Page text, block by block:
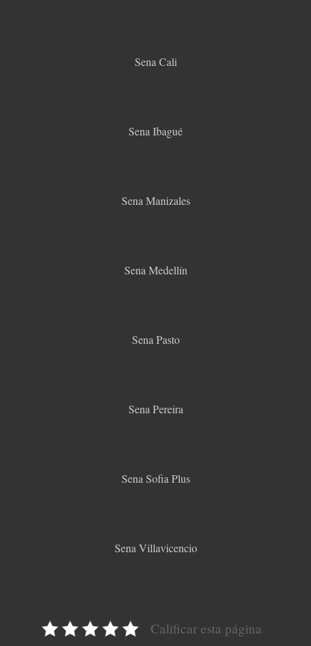
Sena Cali
Sena Ibagué
Sena Manizales
Sena Medellín
Sena Pasto
Sena Pereira
Sena Sofia Plus
Sena Villavicencio
Calificar esta página